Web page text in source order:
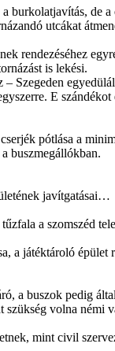
burkolatjavítás, de
utcákat
rendezéséhez
is lekési.
Szegeden
E
pótlása a
buszmegállókban.
javítgatásai…
a szomszéd
a játéktároló
a buszok pedig
volna némi
mint civil